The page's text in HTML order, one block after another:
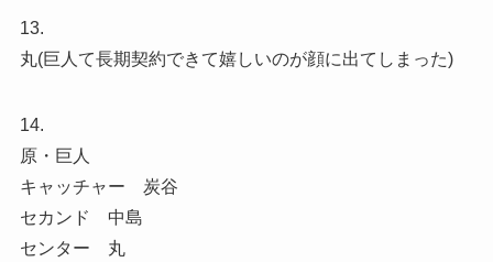
13.
丸(巨人て長期契約できて嬉しいのが顔に出てしまった)
14.
原・巨人
キャッチャー 炭谷
セカンド 中島
センター 丸